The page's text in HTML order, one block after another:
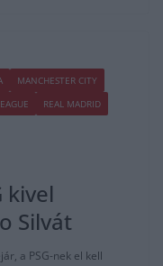
MANCHESTER CITY
REAL MADRID
kivel
Silvát
a PSG-nek el kell